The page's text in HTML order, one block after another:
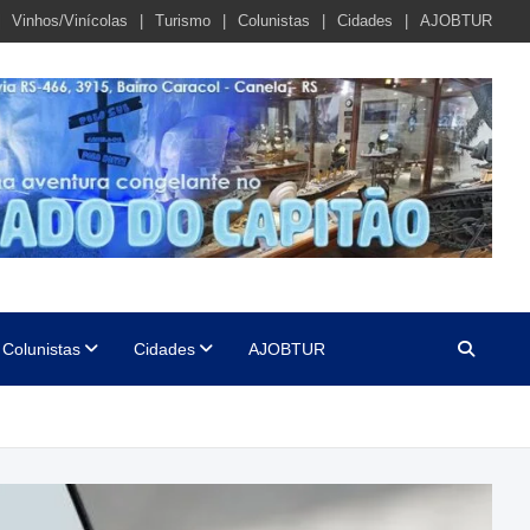
Vinhos/Vinícolas Turismo Colunistas Cidades AJOBTUR
Colunistas Cidades AJOBTUR